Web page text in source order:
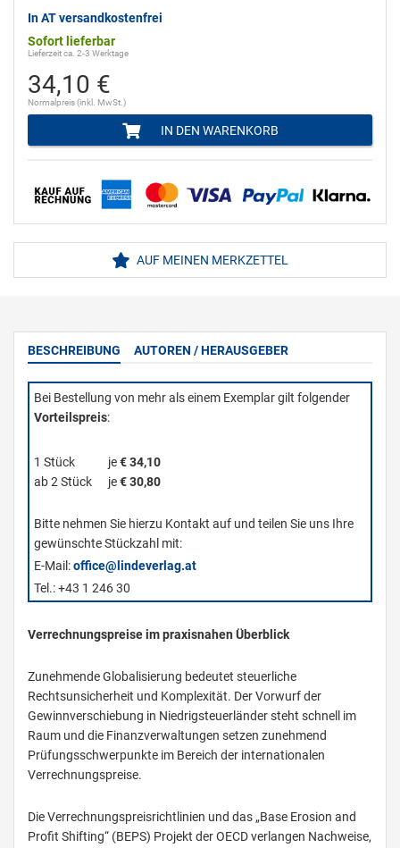
In AT versandkostenfrei
Sofort lieferbar
Lieferzeit ca. 2-3 Werktage
34,10 €
Normalpreis (inkl. MwSt.)
IN DEN WARENKORB
AUF MEINEN MERKZETTEL
BESCHREIBUNG AUTOREN / HERAUSGEBER
Bei Bestellung von mehr als einem Exemplar gilt folgender
Vorteilspreis:
1 Stück je€ 34,10
ab 2 Stück
je€ 30,80
Bitte nehmen Sie hierzu Kontakt auf und teilen Sie uns Ihre
gewünschte Stückzahl mit:
E-Mail:office@lindeverlag.at
Tel.: +43 1 246 30
Verrechnungspreise im praxisnahen Überblick
Zunehmende Globalisierung bedeutet steuerliche
Rechtsunsicherheit und Komplexität. Der Vorwurf der
Gewinnverschiebung in Niedrigsteuerländer steht schnell im
Raum und die Finanzverwaltungen setzen zunehmend
Prüfungsschwerpunkte im Bereich der internationalen
Verrechnungspreise.
Die Verrechnungspreisrichtlinien und das „Base Erosion and
Profit Shifting“ (BEPS) Projekt der OECD verlangen Nachweise,